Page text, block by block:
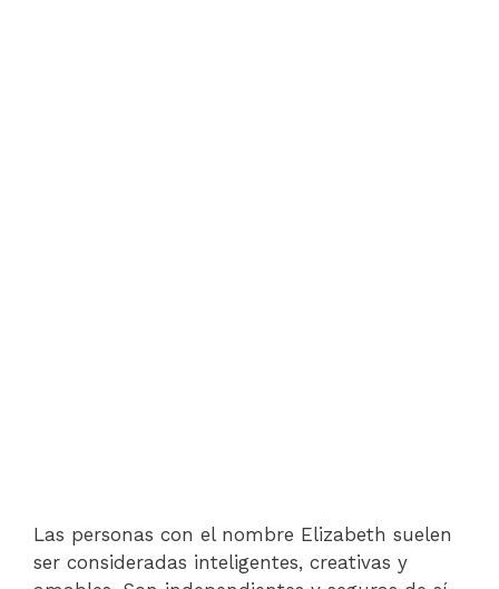
Las personas con el nombre Elizabeth suelen
ser consideradas inteligentes, creativas y